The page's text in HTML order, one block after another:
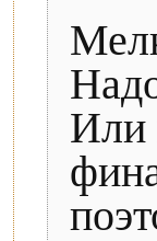
Или